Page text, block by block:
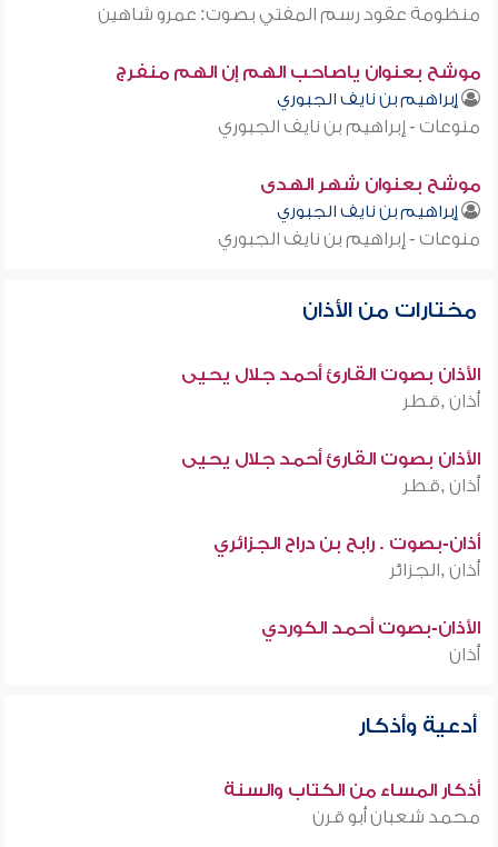
منظومة عقود رسم المفتي بصوت: عمرو شاهين
موشح بعنوان ياصاحب الهم إن الهم منفرج
إبراهيم بن نايف الجبوري
منوعات - إبراهيم بن نايف الجبوري
موشح بعنوان شهر الهدى
إبراهيم بن نايف الجبوري
منوعات - إبراهيم بن نايف الجبوري
مختارات من الأذان
الأذان بصوت القارئ أحمد جلال يحيى
أذان ,قطر
الأذان بصوت القارئ أحمد جلال يحيى
أذان ,قطر
أذان-بصوت . رابح بن دراح الجزائري
أذان ,الجزائر
الأذان-بصوت أحمد الكوردي
أذان
أدعية وأذكار
أذكار المساء من الكتاب والسنة
محمد شعبان أبو قرن